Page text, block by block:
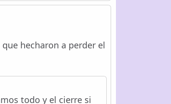
hecharon a perder el
todo y el cierre si